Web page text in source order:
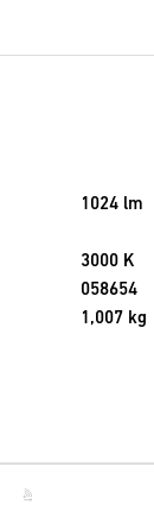
1024 lm
3000 K
058654
1,007 kg